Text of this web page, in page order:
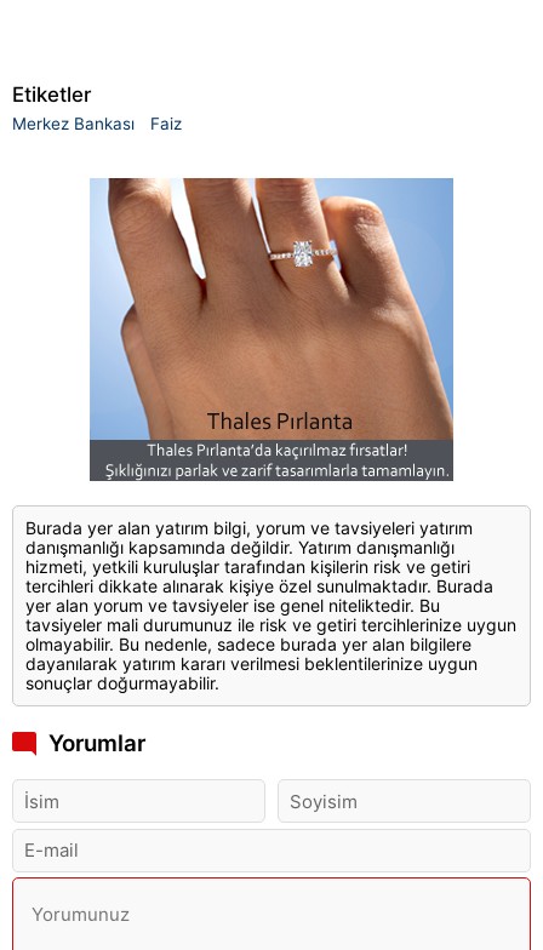
Etiketler
Merkez Bankası Faiz
Burada yer alan yatırım bilgi, yorum ve tavsiyeleri yatırım
danışmanlığı kapsamında değildir. Yatırım danışmanlığı
hizmeti, yetkili kuruluşlar tarafından kişilerin risk ve getiri
tercihleri dikkate alınarak kişiye özel sunulmaktadır. Burada
yer alan yorum ve tavsiyeler ise genel niteliktedir. Bu
tavsiyeler mali durumunuz ile risk ve getiri tercihlerinize uygun
olmayabilir. Bu nedenle, sadece burada yer alan bilgilere
dayanılarak yatırım kararı verilmesi beklentilerinize uygun
sonuçlar doğurmayabilir.
Yorumlar